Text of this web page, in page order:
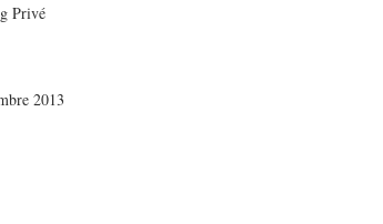
Privé
2013